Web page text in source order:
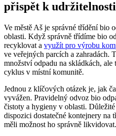
přispět k
Ve městě Aš je správné třídění bio
oblasti. Když správně třídíme bio
recyklovat a⁣ využít⁣ pro výrobu
ve ⁤veřejných parcích a zahradách.
množství⁣ odpadu na skládkách,
cyklus v místní komunitě.
Jednou z klíčových⁤ otázek‍ je, jak
vyvážen. Pravidelný odvoz bio
⁤čistoty a ⁤hygieny v oblasti.⁣
dispozici ⁢dostatečné ⁤kontejnery‌ na
měli ⁤možnost ho správně likvidovat.